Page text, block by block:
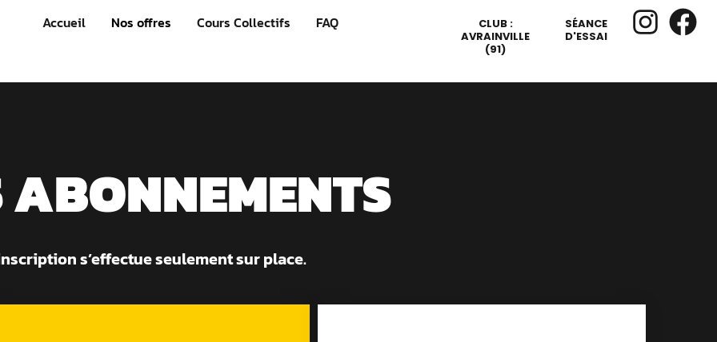
Accueil Nos offres Cours Collectifs FAQ
CLUB :
AVRAINVILLE
(91)
SÉANCE
D'ESSAI
ABONNEMENTS
s’effectue seulement sur place.